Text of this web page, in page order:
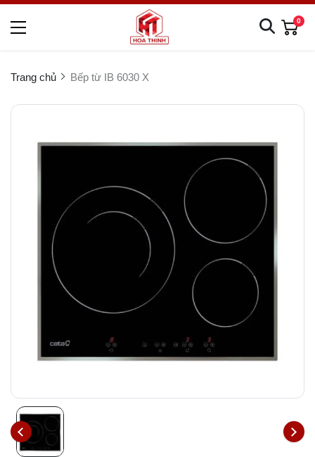
0
Trang chủ Bếp từ IB 6030 X